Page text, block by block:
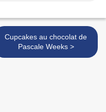
Cupcakes au chocolat de
Pascale Weeks >